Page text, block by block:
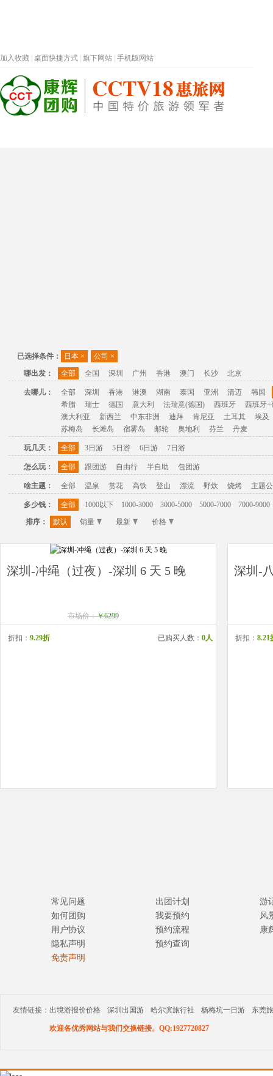
加入收藏 桌面快捷方式 旗下网站 手机版网站
已选择条件： 日本 × 公司 ×
哪出发：
全部 全国 深圳 广州 香港 澳门 长沙 北京
去哪儿： 全部 深圳 香港 港澳 湖南 泰国 亚洲 清迈
韩国
希腊
瑞士 德国 意大利 法瑞意(德国) 西班牙
西班牙+
澳大利亚
新西兰 中东非洲 迪拜 肯尼亚 土耳其
埃及
苏梅岛
长滩岛 宿雾岛 邮轮 奥地利 芬兰 丹麦
玩几天： 全部 3日游 5日游 6日游 7日游
怎么玩： 全部 跟团游 自由行 半自助 包团游
啥主题： 全部 温泉 赏花 高铁 登山 漂流 野炊 烧烤 主题
多少钱： 全部 1000以下 1000-3000 3000-5000 5000-7000
7000-9000
排序：
默认 销量 最新 价格
深圳-冲绳（过夜）-深圳 6 天 5 晚
市场价：￥6299
折扣： 9.29折 已购买人数： 0人
深圳-
折扣： 8.21
常见问题
如何团购
用户协议
隐私声明
免责声明
出团计划
我要预约
预约流程
预约查询
游
风
康
友情链接： 出境游报价价格 深圳出国游 哈尔滨旅行社 杨梅坑一日游 东莞
欢迎各优秀网站与我们交换链接。QQ:1927720827